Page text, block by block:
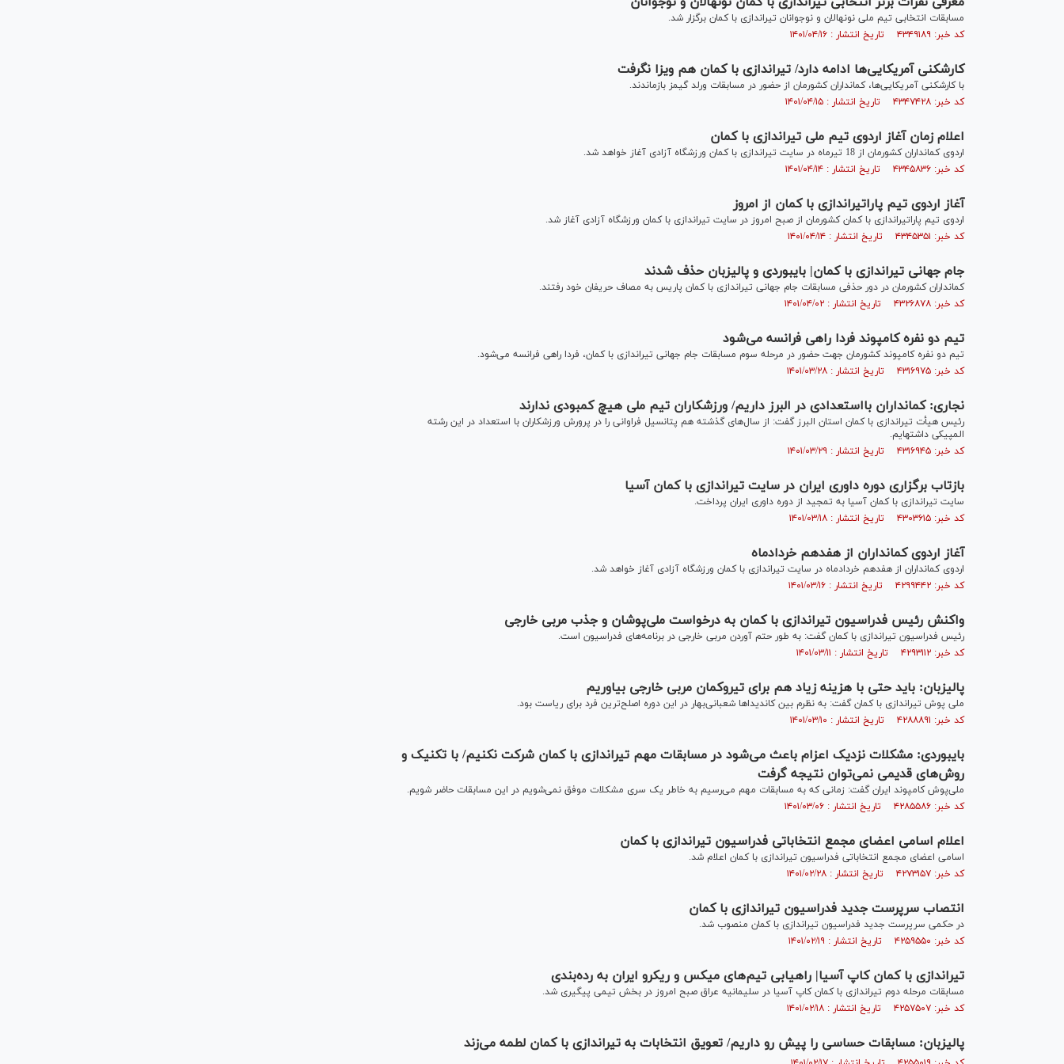
مسابقات انتخابی تیم ملی نونهالان و نوجوانان تیراندازی با کمان برگزار شد.
کد خبر: ۴۳۴۹۱۸۹ تاریخ انتشار : ۱۴۰۱/۰۴/۱۶
کارشکنی آمریکایی‌ها ادامه دارد/ تیراندازی با کمان هم ویزا نگرفت
با کارشکنی آمریکایی‌ها، کمانداران کشورمان از حضور در مسابقات ورلد گیمز بازماندند.
کد خبر: ۴۳۴۷۴۲۸ تاریخ انتشار : ۱۴۰۱/۰۴/۱۵
اعلام زمان آغاز اردوی تیم ملی تیراندازی با کمان
اردوی کمانداران کشورمان از 18 تیرماه در سایت تیراندازی با کمان ورزشگاه آزادی آغاز خواهد شد.
کد خبر: ۴۳۴۵۸۳۶ تاریخ انتشار : ۱۴۰۱/۰۴/۱۴
آغاز اردوی تیم پاراتیراندازی با کمان از امروز
اردوی تیم پاراتیراندازی با کمان کشورمان از صبح امروز در سایت تیراندازی با کمان ورزشگاه آزادی آغاز شد.
کد خبر: ۴۳۴۵۳۵۱ تاریخ انتشار : ۱۴۰۱/۰۴/۱۴
جام جهانی تیراندازی با کمان| بایبوردی و پالیزبان حذف شدند
کمانداران کشورمان در دور حذفی مسابقات جام جهانی تیراندازی با کمان پاریس به مصاف حریفان خود رفتند.
کد خبر: ۴۳۲۶۸۷۸ تاریخ انتشار : ۱۴۰۱/۰۴/۰۲
تیم دو نفره کامپوند فردا راهی فرانسه می‌شود
تیم دو نفره کامپوند کشورمان جهت حضور در مرحله سوم مسابقات جام جهانی تیراندازی با کمان، فردا راهی فرانسه می‌شود.
کد خبر: ۴۳۱۶۹۷۵ تاریخ انتشار : ۱۴۰۱/۰۳/۲۸
نجاری: کمانداران بااستعدادی در البرز داریم/ ورزشکاران تیم ملی هیچ کمبودی ندارند
رئیس هیأت تیراندازی با کمان استان البرز گفت: از سال‌های گذشته هم پتانسیل فراوانی را در پرورش ورزشکاران با استعداد در این رشته
المپیکی داشته‎ایم.
کد خبر: ۴۳۱۶۹۴۵ تاریخ انتشار : ۱۴۰۱/۰۳/۲۹
بازتاب برگزاری دوره داوری ایران در سایت تیراندازی با کمان آسیا
سایت تیراندازی با کمان آسیا به تمجید از دوره داوری ایران پرداخت.
کد خبر: ۴۳۰۳۶۱۵ تاریخ انتشار : ۱۴۰۱/۰۳/۱۸
آغاز اردوی کمانداران از هفدهم خردادماه
اردوی کمانداران از هفدهم خردادماه در سایت تیراندازی با کمان ورزشگاه آزادی آغاز خواهد شد.
کد خبر: ۴۲۹۹۴۴۲ تاریخ انتشار : ۱۴۰۱/۰۳/۱۶
واکنش رئیس فدراسیون تیراندازی با کمان به درخواست ملی‌پوشان و جذب مربی خارجی
رئیس فدراسیون تیراندازی با کمان گفت: به طور حتم آوردن مربی خارجی در برنامه‌های فدراسیون است.
کد خبر: ۴۲۹۳۱۱۲ تاریخ انتشار : ۱۴۰۱/۰۳/۱۱
پالیزبان: باید حتی با هزینه‌ زیاد هم برای تیروکمان مربی خارجی بیاوریم
ملی پوش تیراندازی با کمان گفت: به نظرم بین کاندیداها شعبانی‌بهار در این دوره اصلح‌ترین فرد برای ریاست بود.
کد خبر: ۴۲۸۸۸۹۱ تاریخ انتشار : ۱۴۰۱/۰۳/۱۰
بایبوردی: مشکلات نزدیک اعزام باعث می‌شود در مسابقات مهم تیراندازی با کمان شرکت نکنیم/ با تکنیک و
روش‌های قدیمی نمی‌توان نتیجه گرفت
ملی‌پوش کامپوند ایران گفت: زمانی که به مسابقات مهم می‌رسیم به خاطر یک سری مشکلات موفق نمی‌شویم در این مسابقات حاضر شویم.
کد خبر: ۴۲۸۵۵۸۶ تاریخ انتشار : ۱۴۰۱/۰۳/۰۶
اعلام اسامی اعضای مجمع انتخاباتی فدراسیون تیراندازی با کمان
اسامی اعضای مجمع انتخاباتی فدراسیون تیراندازی با کمان اعلام شد.
کد خبر: ۴۲۷۳۱۵۷ تاریخ انتشار : ۱۴۰۱/۰۲/۲۸
انتصاب سرپرست جدید فدراسیون تیراندازی با کمان
در حکمی سرپرست جدید فدراسیون تیراندازی با کمان منصوب شد.
کد خبر: ۴۲۵۹۵۵۰ تاریخ انتشار : ۱۴۰۱/۰۲/۱۹
تیراندازی با کمان کاپ آسیا| راهیابی تیم‌های میکس و ریکرو ایران به رده‌بندی
مسابقات مرحله دوم تیراندازی با کمان کاپ آسیا در سلیمانیه عراق صبح امروز در بخش تیمی پیگیری شد.
کد خبر: ۴۲۵۷۵۰۷ تاریخ انتشار : ۱۴۰۱/۰۲/۱۸
پالیزبان: مسابقات حساسی را پیش رو داریم/ تعویق انتخابات به تیراندازی‌ با کمان لطمه می‌زند